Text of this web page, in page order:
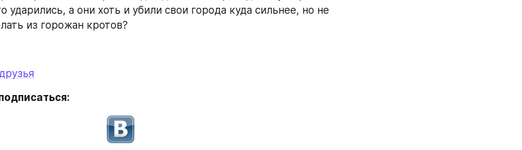
ударились, а они хоть и убили свои города куда сильнее, но не
из горожан кротов?